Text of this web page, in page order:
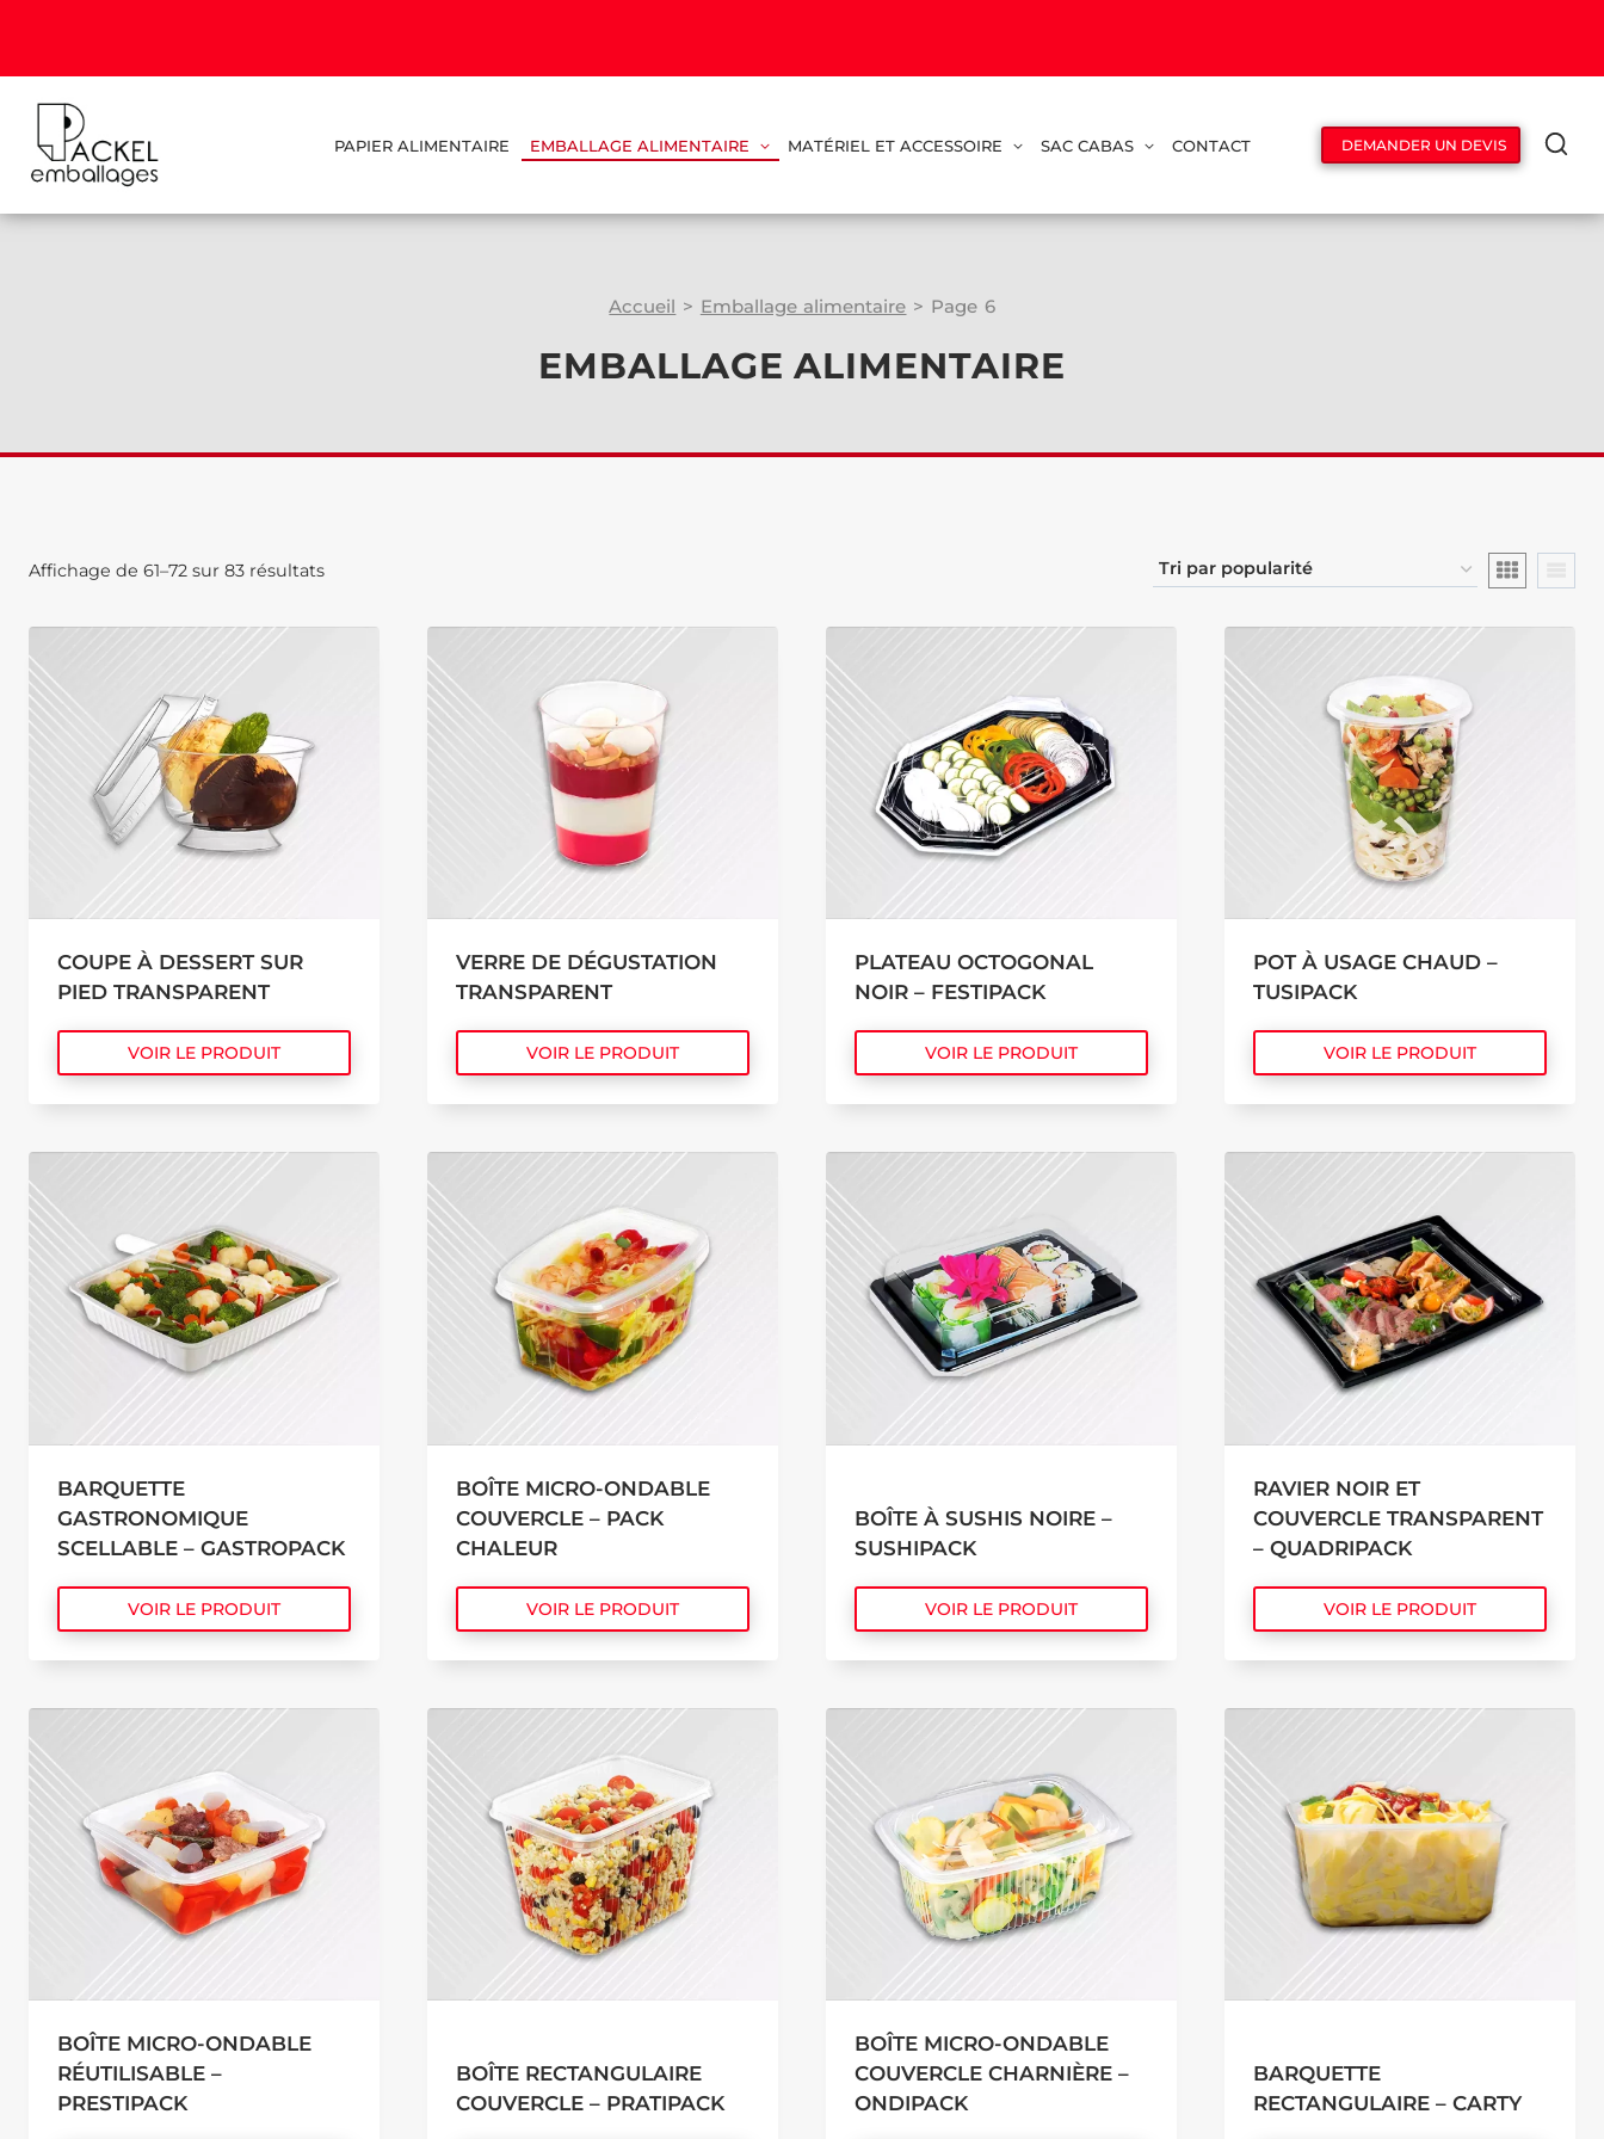
PAPIER ALIMENTAIRE EMBALLAGE ALIMENTAIRE MATÉRIEL ET ACCESSOIRE SAC CABAS CONTACT DEMANDER UN DEVIS
Accueil > Emballage alimentaire > Page 6
EMBALLAGE ALIMENTAIRE
Affichage de 61–72 sur 83 résultats
COUPE À DESSERT SUR
PIED TRANSPARENT
VOIR LE PRODUIT
VERRE DE DÉGUSTATION
TRANSPARENT
VOIR LE PRODUIT
PLATEAU OCTOGONAL
NOIR – FESTIPACK
VOIR LE PRODUIT
POT À USAGE CHAUD –
TUSIPACK
VOIR LE PRODUIT
BARQUETTE
GASTRONOMIQUE
SCELLABLE – GASTROPACK
VOIR LE PRODUIT
BOÎTE MICRO-ONDABLE
COUVERCLE – PACK
CHALEUR
VOIR LE PRODUIT
BOÎTE À SUSHIS NOIRE –
SUSHIPACK
VOIR LE PRODUIT
RAVIER NOIR ET
COUVERCLE TRANSPARENT
– QUADRIPACK
VOIR LE PRODUIT
BOÎTE MICRO-ONDABLE
RÉUTILISABLE –
PRESTIPACK
BOÎTE RECTANGULAIRE
COUVERCLE – PRATIPACK
BOÎTE MICRO-ONDABLE
COUVERCLE CHARNIÈRE –
ONDIPACK
BARQUETTE
RECTANGULAIRE – CARTY